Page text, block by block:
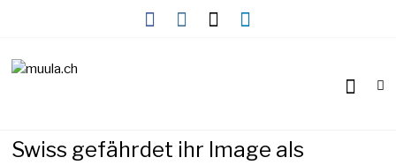
Swiss gefährdet ihr Image als